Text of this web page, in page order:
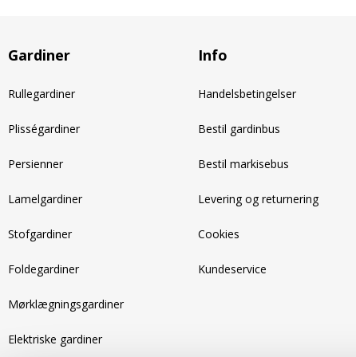
Gardiner
Rullegardiner
Plisségardiner
Persienner
Lamelgardiner
Stofgardiner
Foldegardiner
Mørklægningsgardiner
Elektriske gardiner
Info
Handelsbetingelser
Bestil gardinbus
Bestil markisebus
Levering og returnering
Cookies
Kundeservice